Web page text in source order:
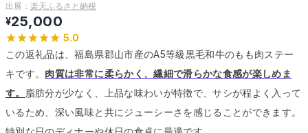
出展： 楽天ふるさと納税
¥25,000
5.0
この返礼品は、福島県郡山市産のA5等級黒毛和牛のもも肉ステー
キです。 肉質は非常に柔らかく、繊細で滑らかな食感が楽しめま
す。 脂肪分が少なく、上品な味わいが特徴で、サシが程よく入って
いるため、深い風味と共にジューシーさを感じることができます。